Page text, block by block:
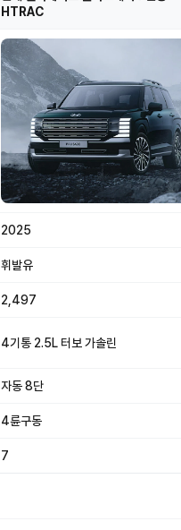
HTRAC
2025
휘발유
2,497
4기통 2.5L 터보 가솔린
자동 8단
4륜구동
7